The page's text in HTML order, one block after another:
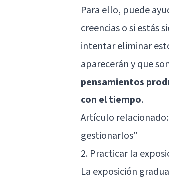
Para ello, puede
creencias o si estás
intentar eliminar
aparecerán y que
pensamientos
con el tiempo.
Artículo relacionado:
gestionarlos"
2. Practicar la
La exposición